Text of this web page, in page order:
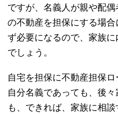
ですが、名義人が親や配
の不動産を担保にする場
ず必要になるので、家族
でしょう。
自宅を担保に不動産担保ロ
自分名義であっても、後
も、できれば、家族に相